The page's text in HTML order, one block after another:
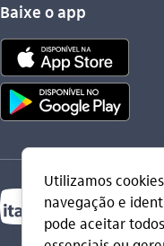
Baixe o app